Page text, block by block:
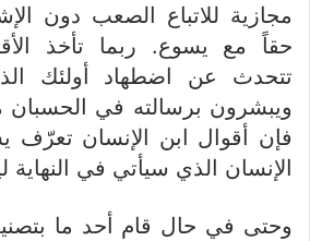
مجازية للاتباع الصعب دون
حقاً مع يسوع. ربما تأخذ
تتحدث عن اضطهاد أولئك
ويبشرون برسالته في
فإن أقوال ابن الإنسان تعرّف
الإنسان الذي سيأتي في النهاية
وحتى في حال قام أحد ما